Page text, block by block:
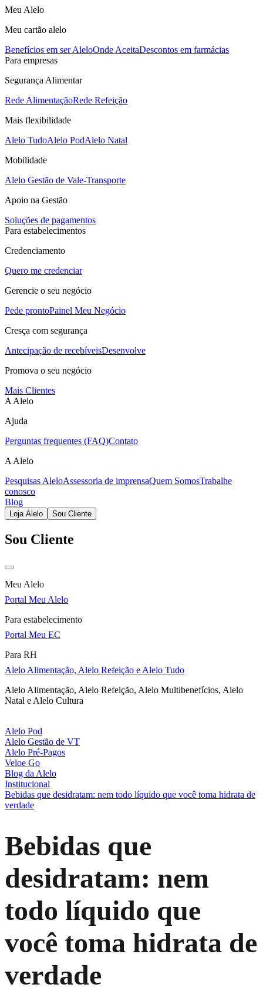
Meu Alelo
Meu cartão alelo
Benefícios em ser AleloOnde AceitaDescontos em farmácias
Para empresas
Segurança Alimentar
Rede AlimentaçãoRede Refeição
Mais flexibilidade
Alelo TudoAlelo PodAlelo Natal
Mobilidade
Alelo Gestão de Vale-Transporte
Apoio na Gestão
Soluções de pagamentos
Para estabelecimentos
Credenciamento
Quero me credenciar
Gerencie o seu negócio
Pede prontoPainel Meu Negócio
Cresça com segurança
Antecipação de recebíveisDesenvolve
Promova o seu negócio
Mais Clientes
A Alelo
Ajuda
Perguntas frequentes (FAQ)Contato
A Alelo
Pesquisas AleloAssessoria de imprensaQuem SomosTrabalhe
conosco
Blog
Loja Alelo Sou Cliente
Sou Cliente
Meu Alelo
Portal Meu Alelo
Para estabelecimento
Portal Meu EC
Para RH
Alelo Alimentação, Alelo Refeição e Alelo Tudo
Alelo Alimentação, Alelo Refeição, Alelo Multibenefícios, Alelo
Natal e Alelo Cultura
Alelo Pod
Alelo Gestão de VT
Alelo Pré-Pagos
Veloe Go
Blog da Alelo
Institucional
Bebidas que desidratam: nem todo líquido que você toma hidrata de
verdade
Bebidas que
desidratam: nem
todo líquido que
você toma hidrata de
verdade